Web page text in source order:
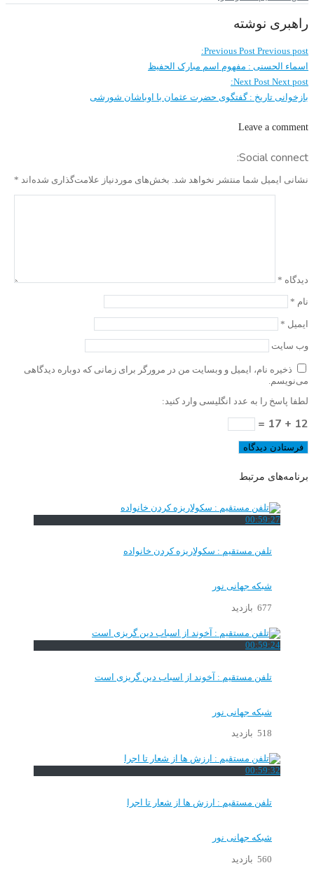
راهبری نوشته
Previous Post Previous post:
اسماء الحسنی : مفهوم اسم مبارک الحفیظ
Next Post Next post:
بازخوانی تاریخ : گفتگوی حضرت عثمان با اوباشان شورشی
Leave a comment
Social connect:
نشانی ایمیل شما منتشر نخواهد شد. بخش‌های موردنیاز علامت‌گذاری شده‌اند *
دیدگاه *
نام *
ایمیل *
وب‌ سایت
ذخیره نام، ایمیل و وبسایت من در مرورگر برای زمانی که دوباره دیدگاهی
می‌نویسم.
لطفا پاسخ را به عدد انگلیسی وارد کنید:
12 + 17 =
برنامه‌های مرتبط
00:59:27
تلفن مستقیم : سکولاریزه کردن خانواده
شبکه جهانی نور
677 بازدید
00:59:24
تلفن مستقیم : آخوند از اسباب دین گریزی است
شبکه جهانی نور
518 بازدید
00:59:32
تلفن مستقیم : ارزش ها از شعار تا اجرا
شبکه جهانی نور
560 بازدید